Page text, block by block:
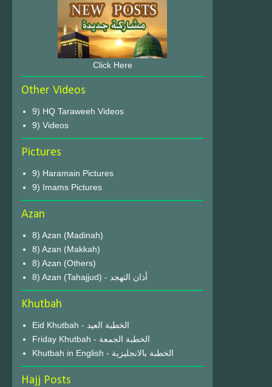
Click Here
Other Videos
9) HQ Taraweeh Videos
9) Videos
Pictures
9) Haramain Pictures
9) Imams Pictures
Azan
8) Azan (Madinah)
8) Azan (Makkah)
8) Azan (Others)
8) Azan (Tahajjud) - أذان التهجد
Khutbah
Eid Khutbah - الخطبة العيد
Friday Khutbah - الخطبة الجمعة
Khutbah in English - الخطبة بالانجليزية
Hajj Posts